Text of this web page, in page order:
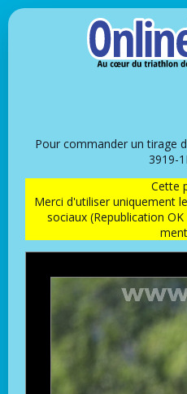
Pour commander un tirage
3919-
Cette
Merci d'utiliser uniquement
sociaux (Republication